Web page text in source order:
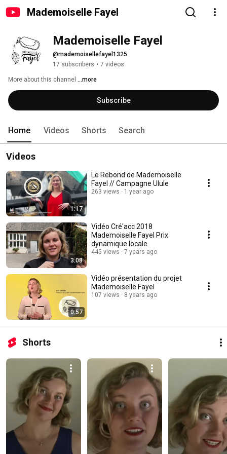
Mademoiselle Fayel
Mademoiselle Fayel
@mademoisellefayel1325
17 subscribers • 7 videos
More about this channel ...more
Subscribe
Home Videos Shorts Search
Videos
1:17
Le Rebond de Mademoiselle
Fayel // Campagne Ulule
263 views 1 year ago
3:08
Vidéo Cré'acc 2018
Mademoiselle Fayel Prix
dynamique locale
445 views 7 years ago
0:57
Vidéo présentation du projet
Mademoiselle Fayel
107 views 8 years ago
Shorts